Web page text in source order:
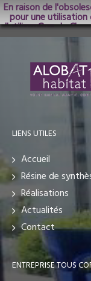
En raison de
pour une
d'utiliser Google
dans
LIENS UTILES
Accueil
Résine de
Réalisations
Actualités
Contact
ENTREPRISE TOUS